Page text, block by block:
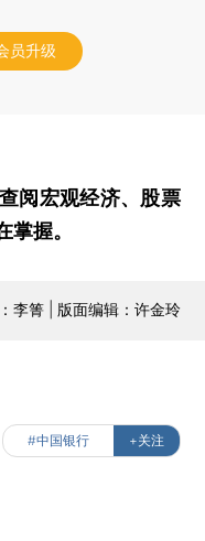
员升级
阅宏观经济、股票
握。
李箐 | 版面编辑：许金玲
#中国银行 +关注